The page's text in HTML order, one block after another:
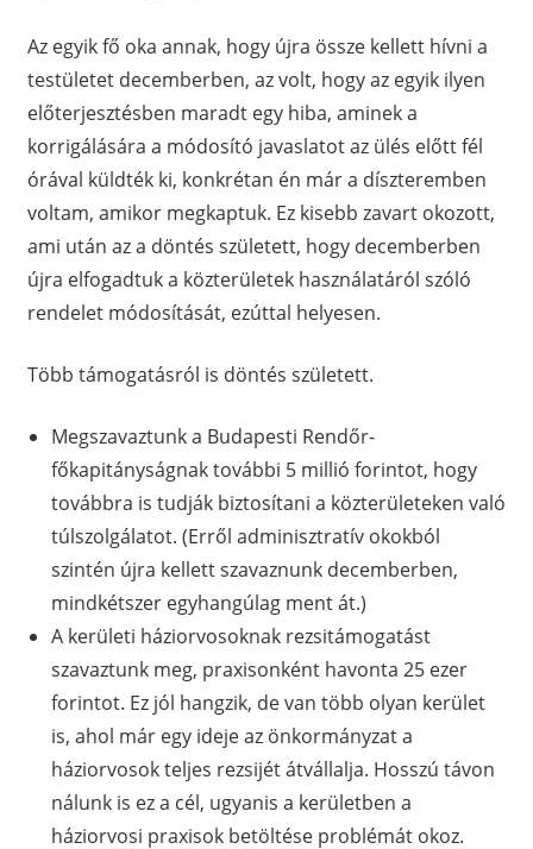
Az egyik fő oka annak, hogy újra össze kellett hívni a
testületet decemberben, az volt, hogy az egyik ilyen
előterjesztésben maradt egy hiba, aminek a
korrigálására a módosító javaslatot az ülés előtt fél
órával küldték ki, konkrétan én már a díszteremben
voltam, amikor megkaptuk. Ez kisebb zavart okozott,
ami után az a döntés született, hogy decemberben
újra elfogadtuk a közterületek használatáról szóló
rendelet módosítását, ezúttal helyesen.
Több támogatásról is döntés született.
Megszavaztunk a Budapesti Rendőr-
főkapitányságnak további 5 millió forintot, hogy
továbbra is tudják biztosítani a közterületeken való
túlszolgálatot. (Erről adminisztratív okokból
szintén újra kellett szavaznunk decemberben,
mindkétszer egyhangúlag ment át.)
A kerületi háziorvosoknak rezsitámogatást
szavaztunk meg, praxisonként havonta 25 ezer
forintot. Ez jól hangzik, de van több olyan kerület
is, ahol már egy ideje az önkormányzat a
háziorvosok teljes rezsijét átvállalja. Hosszú távon
nálunk is ez a cél, ugyanis a kerületben a
háziorvosi praxisok betöltése problémát okoz.